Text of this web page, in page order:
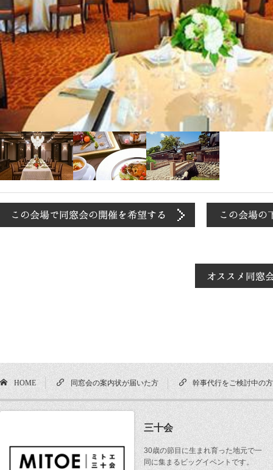
HOME 同窓会の案内状が届いた方 幹事代行をご検討中の方
三十会
30歳の節目に生まれ育った地元で一
同に集まるビッグイベントです。